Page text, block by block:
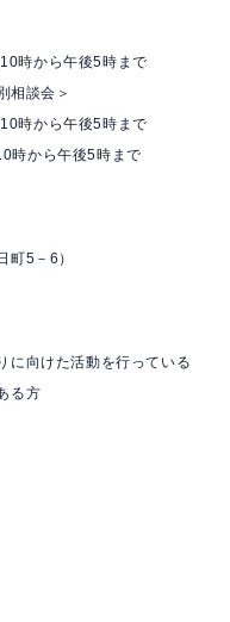
時から午後5時まで
相談会＞
時から午後5時まで
時から午後5時まで
町5－6）
に向けた活動を行っている
る方